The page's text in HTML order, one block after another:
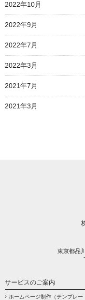
2022年10月
2022年9月
2022年7月
2022年3月
2021年7月
2021年3月
東京都品
サービスのご案内
ホームページ制作（テンプレー